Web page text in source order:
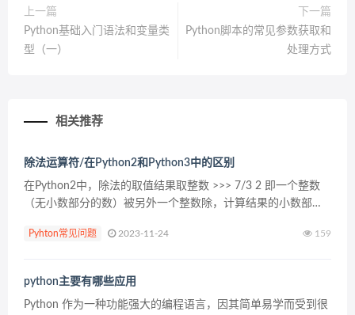
上一篇
Python基础入门语法和变量类
型（一）
下一篇
Python脚本的常见参数获取和
处理方式
相关推荐
除法运算符/在Python2和Python3中的区别
在Python2中，除法的取值结果取整数 >>> 7/3 2 即一个整数
（无小数部分的数）被另外一个整数除，计算结果的小数部分
含...
Pyhton常见问题 2023-11-24 159
python主要有哪些应用
Python 作为一种功能强大的编程语言，因其简单易学而受到很